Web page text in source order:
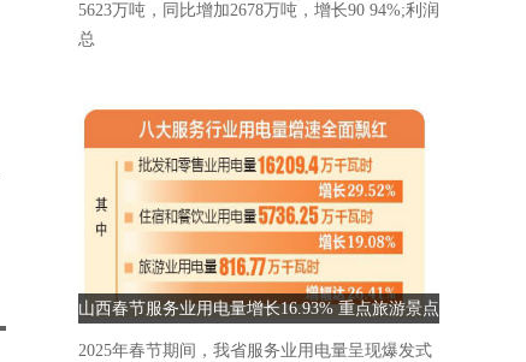
5623万吨，同比增加2678万吨，增长90 94%;利润
总
山西春节服务业用电量增长16.93% 重点旅游景点
人气爆棚
2025年春节期间，我省服务业用电量呈现爆发式